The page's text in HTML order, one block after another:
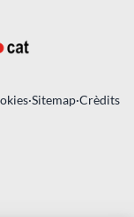
·Sitemap·Crèdits